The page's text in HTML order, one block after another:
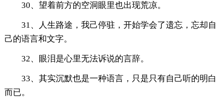
30、望着前方的空洞眼里也出现荒凉。
31、人生路途，我己停驻，开始学会了遗忘，忘却自
己的语言和文字。
32、眼泪是心里无法诉说的言辞。
33、其实沉默也是一种语言，只是只有自己听的明白
而已。